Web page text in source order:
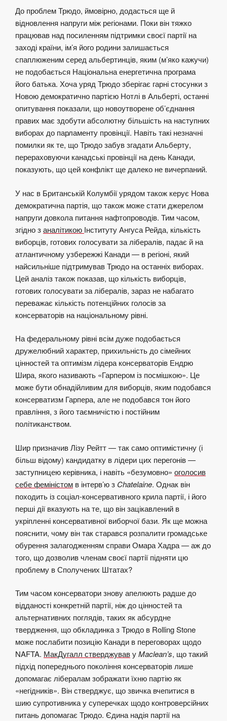
До проблем Трюдо, ймовірно, додасться ще й
відновлення напруги між регіонами. Поки він тяжко
працював над посиленням підтримки своєї партії на
заході країни, ім’я його родини залишається
спаплюженим серед альбертинців, яким (м’яко кажучи)
не подобається Національна енергетична програма
його батька. Хоча уряд Трюдо зберігає гарні стосунки з
Новою демократично партією Нотлі в Альберті, останні
опитування показали, що новоутворене об’єднання
правих має здобути абсолютну більшість на наступних
виборах до парламенту провінції. Навіть такі незначні
помилки як те, що Трюдо забув згадати Альберту,
перераховуючи канадські провінції на день Канади,
показують, що цей конфлікт ще далеко не вичерпаний.
У нас в Британській Колумбії урядом також керує Нова
демократична партія, що також може стати джерелом
напруги довкола питання нафтопроводів. Тим часом,
згідно заналітикою Інституту Ангуса Рейда, кількість
виборців, готових голосувати за лібералів, падає й на
атлантичному узбережжі Канади — в регіоні, який
найсильніше підтримував Трюдо на останніх виборах.
Цей аналіз також показав, що кількість виборців,
готових голосувати за лібералів, зараз не набагато
переважає кількість потенційних голосів за
консерваторів на національному рівні.
На федеральному рівні всім дуже подобається
дружелюбний характер, прихильність до сімейних
цінностей та оптимізм лідера консерваторів Ендрю
Шира, якого називають «Гарпером із посмішкою». Це
може бути обнадійливим для виборців, яким подобався
консерватизм Гарпера, але не подобався тон його
правління, з його таємничістю і постійним
політиканством.
Шир призначив Лізу Рейтт — так само оптимістичну (і
більш відому) кандидатку в лідери цих перегонів —
заступницею керівника, і навіть «безумовно» оголосив
себе феміністом в інтерв’ю з Chatelaine. Однак він
походить із соціал-консервативного крила партії, і його
перші дії вказують на те, що він зацікавлений в
укріпленні консервативної виборчої бази. Як ще можна
пояснити, чому він так старався розпалити громадське
обурення залагодженням справи Омара Хадра — аж до
того, що дозволив членам своєї партії підняти цю
проблему в Сполучених Штатах?
Тим часом консерватори знову апелюють радше до
відданості конкретній партії, ніж до цінностей та
альтернативних поглядів, таких як абсурдне
твердження, що обкладинка з Трюдо в Rolling Stone
може послабити позицію Канади в переговорах щодо
NAFTA. МакДугалл стверджувавуMaclean’s, що такий
підхід попереднього покоління консерваторів лише
допомагає лібералам зображати їхню партію як
«негідників». Він стверджує, що звичка вчепитися в
шию супротивника у суперечках щодо контроверсійних
питань допомагає Трюдо. Єдина надія партії на